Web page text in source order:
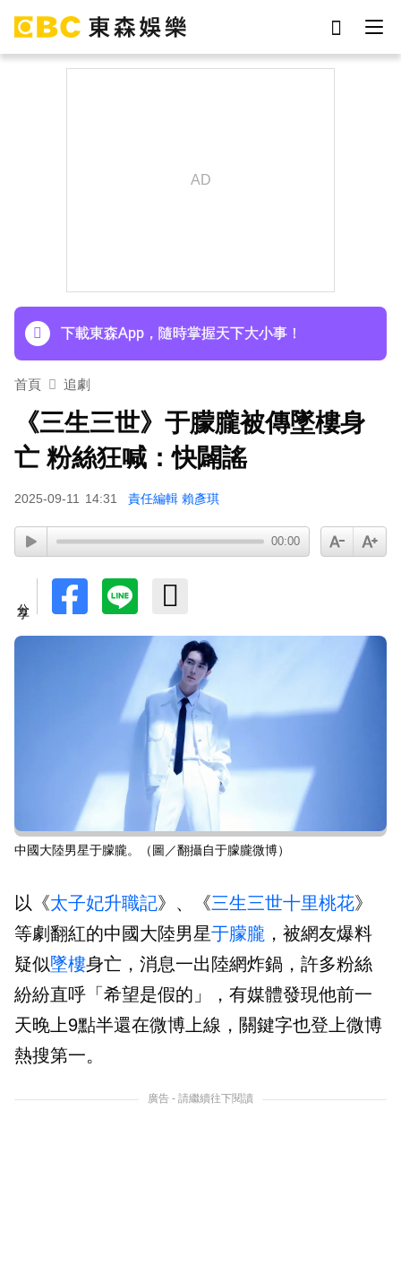
下載東森App，隨時掌握天下大小事！
首頁 追劇
《三生三世》于朦朧被傳墜樓身
亡 粉絲狂喊：快闢謠
2025-09-11 14:31 責任編輯 賴彥琪
00:00
中國大陸男星于朦朧。（圖／翻攝自于朦朧微博）
以《太子妃升職記》、《三生三世十里桃花》
等劇翻紅的中國大陸男星于朦朧 ，被網友爆料
疑似墜樓身亡，消息一出陸網炸鍋，許多粉絲
紛紛直呼「希望是假的」，有媒體發現他前一
天晚上9點半還在微博上線，關鍵字也登上微博
熱搜第一。
廣告 - 請繼續往下閱讀